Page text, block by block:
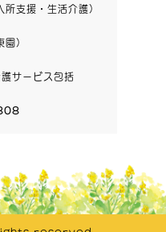
支援・生活介護）
）
サービス包括